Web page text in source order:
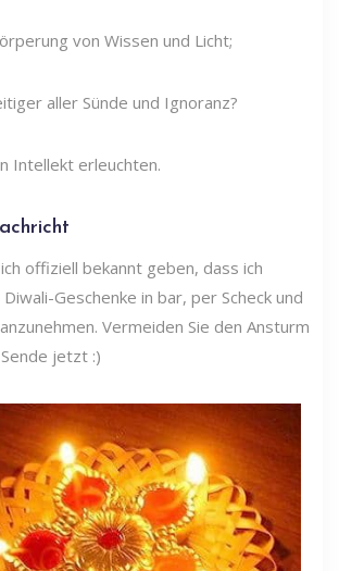
von Wissen und Licht;
aller Sünde und Ignoranz?
Intellekt erleuchten.
offiziell bekannt geben, dass ich
Geschenke in bar, per Scheck und
Vermeiden Sie den Ansturm
jetzt :)